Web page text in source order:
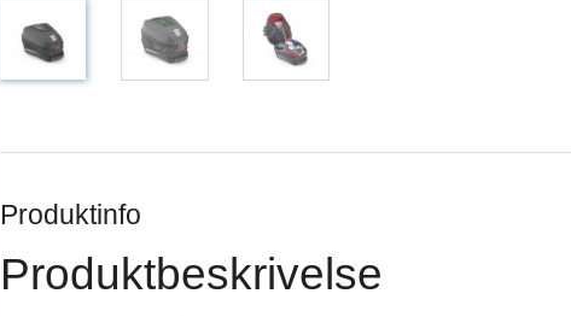
Produktinfo
Produktbeskrivelse